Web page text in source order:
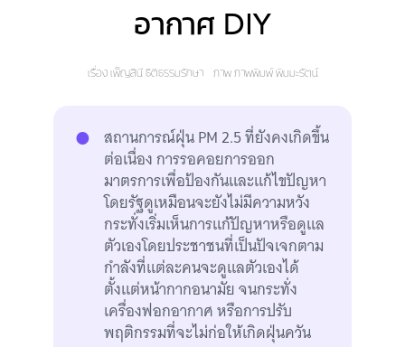
อากาศ DIY
เรื่อง เพ็ญสินี ธิติธรรมรักษา ภาพ ภาพพิมพ์ พิมมะรัตน์
สถานการณ์ฝุ่น PM 2.5 ที่ยังคงเกิดขึ้น
ต่อเนื่อง การรอคอยการออก
มาตรการเพื่อป้องกันและแก้ไขปัญหา
โดยรัฐดูเหมือนจะยังไม่มีความหวัง
กระทั่งเริ่มเห็นการแก้ปัญหาหรือดูแล
ตัวเองโดยประชาชนที่เป็นปัจเจกตาม
กำลังที่แต่ละคนจะดูแลตัวเองได้
ตั้งแต่หน้ากากอนามัย จนกระทั่ง
เครื่องฟอกอากาศ หรือการปรับ
พฤติกรรมที่จะไม่ก่อให้เกิดฝุ่นควัน